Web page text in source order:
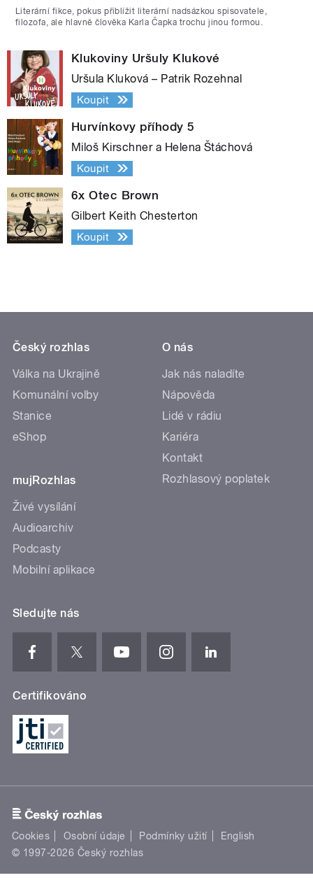
Literární fikce, pokus přiblížit literární nadsázkou spisovatele,
filozofa, ale hlavně člověka Karla Čapka trochu jinou formou.
Klukoviny Uršuly Klukové
Uršula Kluková – Patrik Rozehnal
Koupit
Hurvínkovy příhody 5
Miloš Kirschner a Helena Štáchová
Koupit
6x Otec Brown
Gilbert Keith Chesterton
Koupit
Český rozhlas
Válka na Ukrajině
Komunální volby
Stanice
eShop
mujRozhlas
Živé vysílání
Audioarchiv
Podcasty
Mobilní aplikace
O nás
Jak nás naladíte
Nápověda
Lidé v rádiu
Kariéra
Kontakt
Rozhlasový poplatek
Sledujte nás
Certifikováno
Cookies Osobní údaje Podmínky užití
English
© 1997-2026 Český rozhlas